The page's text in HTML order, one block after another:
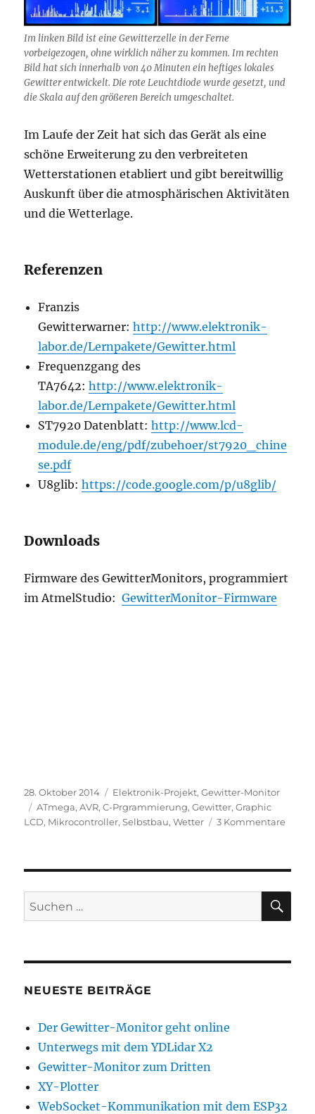
Im linken Bild ist eine Gewitterzelle in der Ferne
vorbeigezogen, ohne wirklich näher zu kommen. Im rechten
Bild hat sich innerhalb von 40 Minuten ein heftiges lokales
Gewitter entwickelt. Die rote Leuchtdiode wurde gesetzt, und
die Skala auf den größeren Bereich umgeschaltet.
Im Laufe der Zeit hat sich das Gerät als eine
schöne Erweiterung zu den verbreiteten
Wetterstationen etabliert und gibt bereitwillig
Auskunft über die atmosphärischen Aktivitäten
und die Wetterlage.
Referenzen
Franzis
Gewitterwarner:http://www.elektronik-
labor.de/Lernpakete/Gewitter.html
Frequenzgang des
TA7642:http://www.elektronik-
labor.de/Lernpakete/Gewitter.html
ST7920 Datenblatt:http://www.lcd-
module.de/eng/pdf/zubehoer/st7920_chine
se.pdf
U8glib:https://code.google.com/p/u8glib/
Downloads
Firmware des GewitterMonitors, programmiert
im AtmelStudio:GewitterMonitor-Firmware
Veröffentlicht
am
28. Oktober 2014 Kategorien
Elektronik-Projekt,Gewitter-Monitor
Schlagwörter
ATmega,AVR,C-Prgrammierung,Gewitter,Graphic
LCD, Mikrocontroller,Selbstbau,Wetter 3 Kommentarezu
Suchen
nach:
NEUESTE BEITRÄGE
Der Gewitter-Monitor geht online
Unterwegs mit dem YDLidar X2
Gewitter-Monitor zum Dritten
XY-Plotter
WebSocket-Kommunikation mit dem ESP32